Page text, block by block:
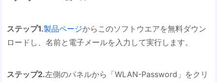
ステップ1.製品ページからこのソフトウエアを無料ダウン
ロードし、名前と電子メールを入力して実行します。
ステップ2.左側のパネルから「WLAN-Password」をクリ